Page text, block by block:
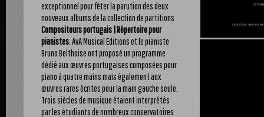
exceptionnel pour fêter la parution des deux
nouveaux albums de la collection de partitions
Compositeurs portugais | Répertoire pour
pianistes.AvA Musical Editions et le pianiste
Bruno Belthoise ont proposé un programme
dédié aux œuvres portugaises composées pour
piano à quatre mains mais également aux
œuvres rares écrites pour la main gauche seule.
Trois siècles de musique étaient interprétés
par les étudiants de nombreux conservatoires